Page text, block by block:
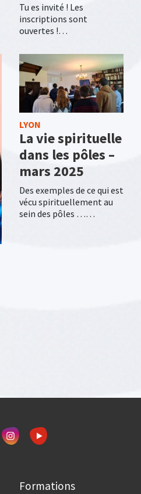
Tu es invité ! Les
inscriptions sont
ouvertes !…
LYON
La vie spirituelle
dans les pôles –
mars 2025
Des exemples de ce qui est
vécu spirituellement au
sein des pôles ……
Formations